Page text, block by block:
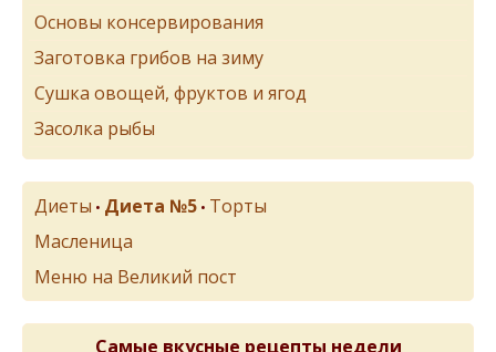
Основы консервирования
Заготовка грибов на зиму
Сушка овощей, фруктов и ягод
Засолка рыбы
Диеты • Диета №5 • Торты
Масленица
Меню на Великий пост
Самые вкусные рецепты недели